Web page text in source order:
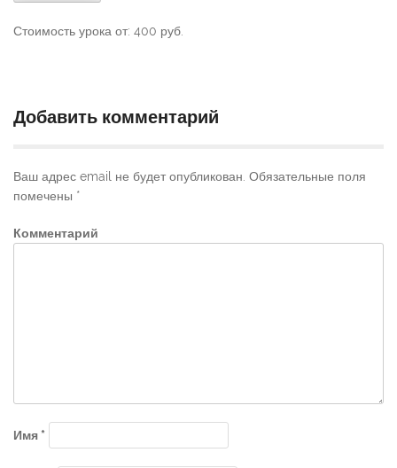
Стоимость урока от: 400 руб.
Добавить комментарий
Ваш адрес email не будет опубликован. Обязательные поля
помечены *
Комментарий
Имя*